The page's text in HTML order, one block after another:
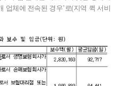
업체에 전속된 경우’로(지역 퀵 서비